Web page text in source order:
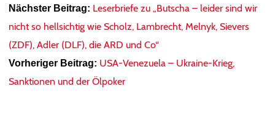
Nächster Beitrag: Leserbriefe zu „Butscha – leider sind wir
nicht so hellsichtig wie Scholz, Lambrecht, Melnyk, Sievers
(ZDF), Adler (DLF), die ARD und Co“
Vorheriger Beitrag: USA-Venezuela – Ukraine-Krieg,
Sanktionen und der Ölpoker